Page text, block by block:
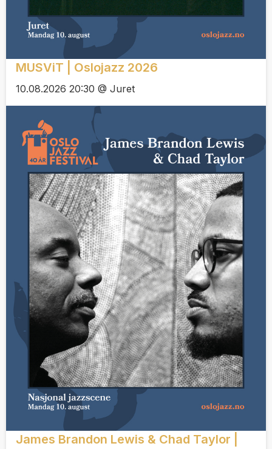
MUSViT | Oslojazz 2026
10.08.2026 20:30 @ Juret
James Brandon Lewis & Chad Taylor |